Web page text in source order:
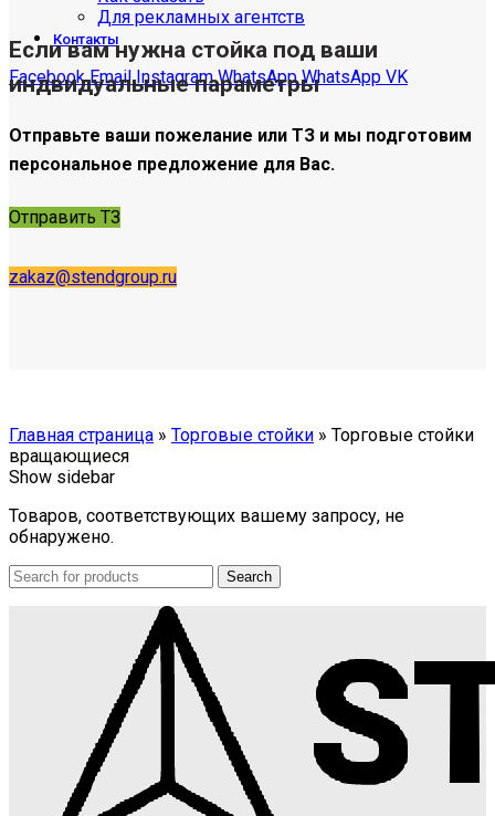
Для рекламных агентств
Контакты
Facebook Email Instagram WhatsApp WhatsApp VK
Если вам нужна стойка под ваши
индвидуальные параметры
Отправьте ваши пожелание или ТЗ и мы подготовим
персональное предложение для Вас.
Отправить ТЗ
zakaz@stendgroup.ru
Главная страница » Торговые стойки » Торговые стойки
вращающиеся
Show sidebar
Товаров, соответствующих вашему запросу, не
обнаружено.
Search